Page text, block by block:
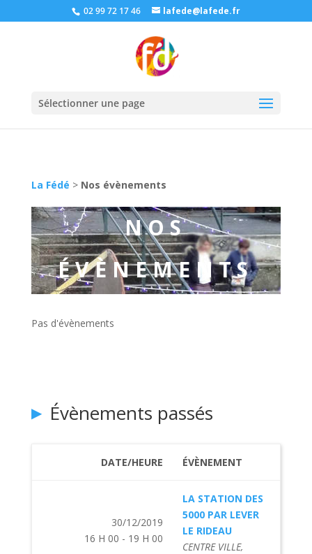
02 99 72 17 46 lafede@lafede.fr
Sélectionner une page
La Fédé > Nos évènements
NOS
ÉVÈNEMENTS
Pas d'évènements
Évènements passés
DATE/HEURE ÉVÈNEMENT
30/12/2019
16 H 00 - 19 H 00
LA STATION DES
5000 PAR LEVER
LE RIDEAU
CENTRE VILLE,